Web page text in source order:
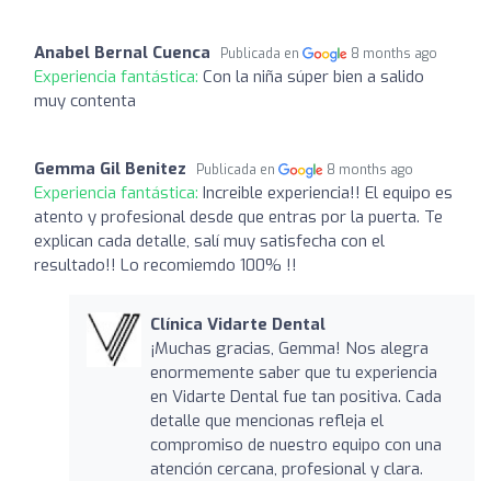
Anabel Bernal Cuenca Publicada en 8 months ago
Experiencia fantástica: Con la niña súper bien a salido
muy contenta
Gemma Gil Benitez Publicada en 8 months ago
Experiencia fantástica: Increible experiencia!! El equipo es
atento y profesional desde que entras por la puerta. Te
explican cada detalle, salí muy satisfecha con el
resultado!! Lo recomiemdo 100% !!
Clínica Vidarte Dental
¡Muchas gracias, Gemma! Nos alegra
enormemente saber que tu experiencia
en Vidarte Dental fue tan positiva. Cada
detalle que mencionas refleja el
compromiso de nuestro equipo con una
atención cercana, profesional y clara.